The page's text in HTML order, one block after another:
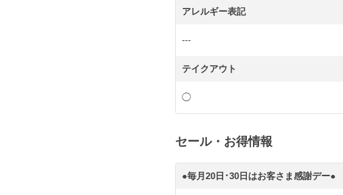
アレルギー表記
---
テイクアウト
◯
セール・お得情報
●毎月20日･30日はお客さま感謝デー●